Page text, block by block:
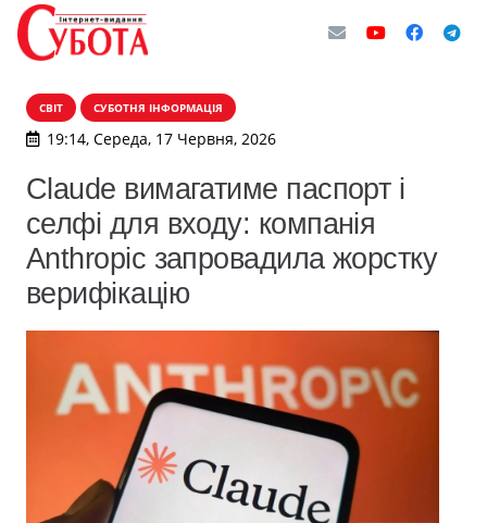
СВІТ СУБОТНЯ ІНФОРМАЦІЯ
19:14, Середа, 17 Червня, 2026
Claude вимагатиме паспорт і
селфі для входу: компанія
Anthropic запровадила жорстку
верифікацію